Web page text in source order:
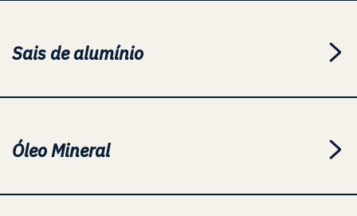
Sais de alumínio
Óleo Mineral